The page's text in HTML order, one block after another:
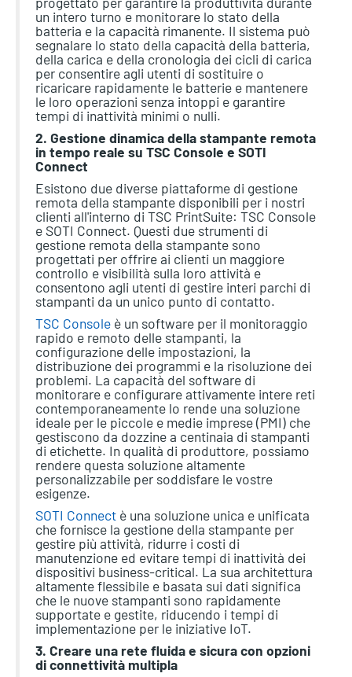
un intero turno e monitorare lo stato della
batteria e la capacità rimanente. Il sistema può
segnalare lo stato della capacità della batteria,
della carica e della cronologia dei cicli di carica
per consentire agli utenti di sostituire o
ricaricare rapidamente le batterie e mantenere
le loro operazioni senza intoppi e garantire
tempi di inattività minimi o nulli.
2. Gestione dinamica della stampante remota
in tempo reale su TSC Console e SOTI
Connect
Esistono due diverse piattaforme di gestione
remota della stampante disponibili per i nostri
clienti all'interno di TSC PrintSuite: TSC Console
e SOTI Connect. Questi due strumenti di
gestione remota della stampante sono
progettati per offrire ai clienti un maggiore
controllo e visibilità sulla loro attività e
consentono agli utenti di gestire interi parchi di
stampanti da un unico punto di contatto.
TSC Console è un software per il monitoraggio
rapido e remoto delle stampanti, la
configurazione delle impostazioni, la
distribuzione dei programmi e la risoluzione dei
problemi. La capacità del software di
monitorare e configurare attivamente intere reti
contemporaneamente lo rende una soluzione
ideale per le piccole e medie imprese (PMI) che
gestiscono da dozzine a centinaia di stampanti
di etichette. In qualità di produttore, possiamo
rendere questa soluzione altamente
personalizzabile per soddisfare le vostre
esigenze.
SOTI Connect è una soluzione unica e unificata
che fornisce la gestione della stampante per
gestire più attività, ridurre i costi di
manutenzione ed evitare tempi di inattività dei
dispositivi business-critical. La sua architettura
altamente flessibile e basata sui dati significa
che le nuove stampanti sono rapidamente
supportate e gestite, riducendo i tempi di
implementazione per le iniziative IoT.
3. Creare una rete fluida e sicura con opzioni
di connettività multipla